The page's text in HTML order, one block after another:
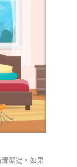
潔錠，如果